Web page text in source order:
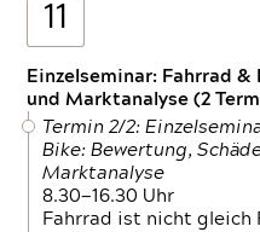
11
Einzelseminar: Fahrrad &
und Marktanalyse (2
Termin 2/2:
Bike: Bewertung,
Marktanalyse
8.30—16.30 Uhr
Fahrrad ist nicht gleich